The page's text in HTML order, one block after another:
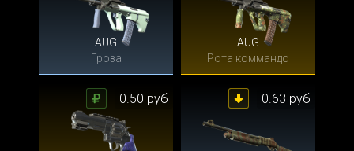
AUG
Гроза
AUG
Рота коммандо
0.50 руб 0.63 руб